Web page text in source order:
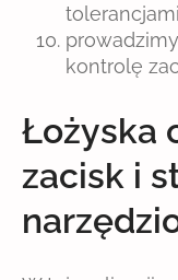
kontrolę
Łożyska
zacisk i